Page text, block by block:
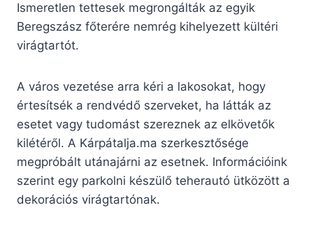
Ismeretlen tettesek megrongálták az egyik
Beregszász főterére nemrég kihelyezett kültéri
virágtartót.
A város vezetése arra kéri a lakosokat, hogy
értesítsék a rendvédő szerveket, ha látták az
esetet vagy tudomást szereznek az elkövetők
kilétéről. A Kárpátalja.ma szerkesztősége
megpróbált utánajárni az esetnek. Információink
szerint egy parkolni készülő teherautó ütközött a
dekorációs virágtartónak.